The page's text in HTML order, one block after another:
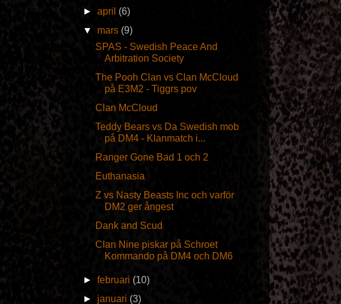
►april (6)
▼ mars (9)
SPAS - Swedish Peace And
Arbitration Society
The Pooh Clan vs Clan McCloud
på E3M2 - Tiggrs pov
Clan McCloud
Teddy Bears vs Da Swedish mob
på DM4 - Klanmatch i...
Ranger Gone Bad 1 och 2
Euthanasia
Z vs Nasty Beasts Inc och varför
DM2 ger ångest
Dank and Scud
Clan Nine piskar på Schroet
Kommando på DM4 och DM6
►februari (10)
► januari (3)